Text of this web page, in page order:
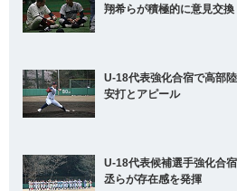
翔希らが積極的に意見交換
U-18代表強化合宿で高部
安打とアピール
U-18代表候補選手強化合
丞らが存在感を発揮